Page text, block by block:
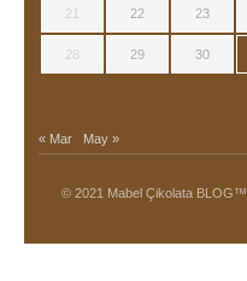
21 22 23
28 29 30
« Mar May »
© 2021 Mabel Çikolata BLOG™